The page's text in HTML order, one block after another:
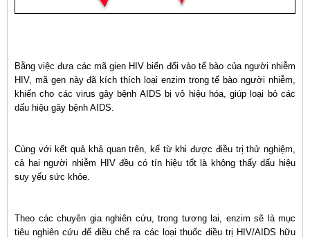
Bằng việc đưa các mã gien HIV biến đổi vào tế bào của người nhiễm
HIV, mã gen này đã kích thích loại enzim trong tế bào người nhiễm,
khiến cho các virus gây bệnh AIDS bị vô hiệu hóa, giúp loại bỏ các
dấu hiệu gây bệnh AIDS.
Cùng với kết quả khả quan trên, kể từ khi được điều trị thử nghiệm,
cả hai người nhiễm HIV đều có tín hiệu tốt là không thấy dấu hiệu
suy yếu sức khỏe.
Theo các chuyên gia nghiên cứu, trong tương lai, enzim sẽ là mục
tiêu nghiên cứu để điều chế ra các loại thuốc điều trị HIV/AIDS hữu